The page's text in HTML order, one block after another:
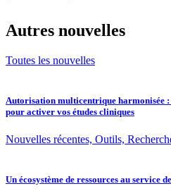
Autres nouvelles
Toutes les nouvelles
Autorisation multicentrique harmonisée :
pour activer vos études cliniques
Nouvelles récentes, Outils,
Un écosystème de ressources au service